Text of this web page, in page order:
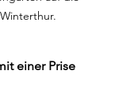
einer Prise